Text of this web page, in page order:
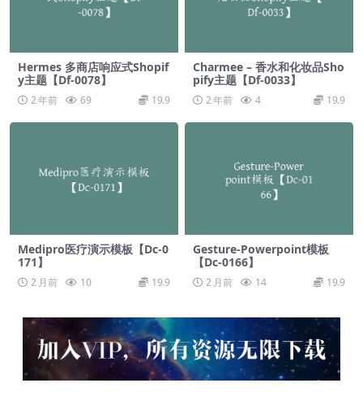
Hermes 多商店响应式Shopif
y主题【Df-0078】
2 年前 69 19.9
Charmee – 香水和化妆品Sho
pify主题【Df-0033】
2 年前 4 19.9
Medipro医疗演示模板【Dc-0
171】
2 月前 10 19.9
Gesture-Powerpoint模板
【Dc-0166】
2 月前 14 19.9